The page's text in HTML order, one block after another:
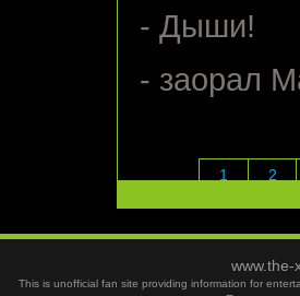
- Дыши!
- заорал
1 2
This is unofficial fan site providing information for